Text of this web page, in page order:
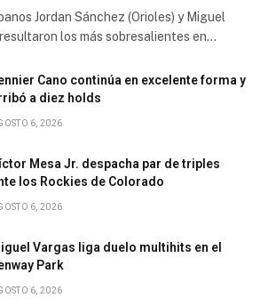
Jordan Sánchez (Orioles) y Miguel
los más sobresalientes en…
Cano continúa en excelente forma y
a diez holds
6, 2026
Mesa Jr. despacha par de triples
los Rockies de Colorado
6, 2026
Vargas liga duelo multihits en el
Park
6, 2026